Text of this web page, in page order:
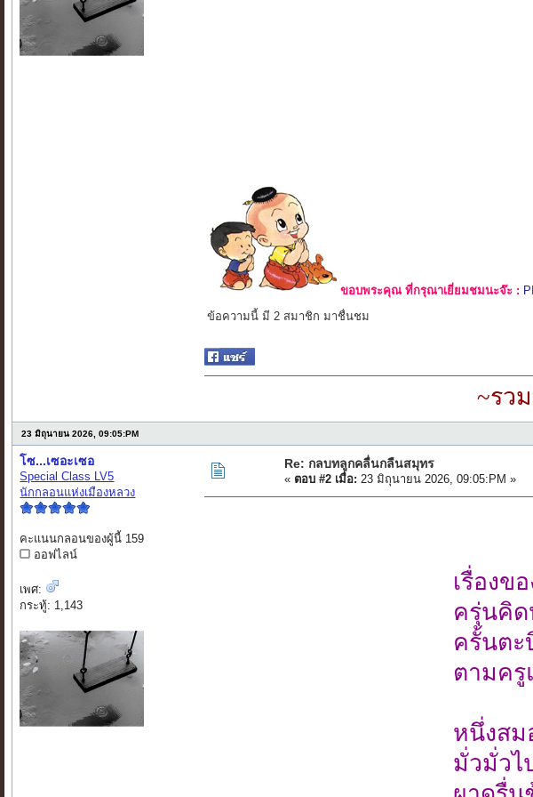
ขอบพระคุณ ที่กรุณาเยี่ยมชมนะจ๊ะ :
ข้อความนี้ มี 2 สมาชิก มาชื่นชม
~รว
23 มิถุนายน 2026, 09:05:PM
โซ...เซอะเซอ
Special Class LV5
นักกลอนแห่งเมืองหลวง
คะแนนกลอนของผู้นี้ 159
ออฟไลน์
เพศ:
กระทู้: 1,143
Re: กลบทลูกคลื่นกลืนสมุทร
« ตอบ #2 เมื่อ: 23 มิถุนายน 2026, 09:05:PM »
เรื่องข
ครุ่นคิ
ครั้นตะ
ตามค
หนึ่งสม
มั่วมั่วไ